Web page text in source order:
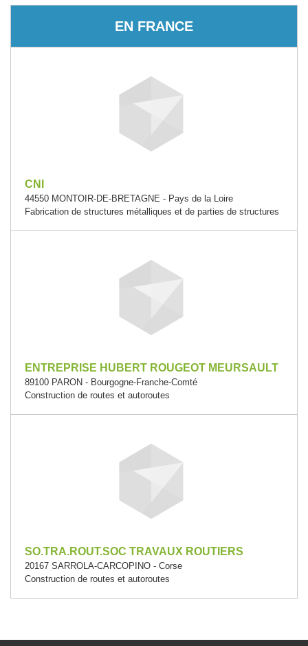
EN FRANCE
CNI
44550 MONTOIR-DE-BRETAGNE - Pays de la Loire
Fabrication de structures métalliques et de parties de structures
ENTREPRISE HUBERT ROUGEOT MEURSAULT
89100 PARON - Bourgogne-Franche-Comté
Construction de routes et autoroutes
SO.TRA.ROUT.SOC TRAVAUX ROUTIERS
20167 SARROLA-CARCOPINO - Corse
Construction de routes et autoroutes